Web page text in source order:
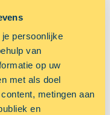
persoonlijke
van
op uw
met als doel
metingen aan
en
zijn uitgeschakeld.
wij geen vestigingen(en)